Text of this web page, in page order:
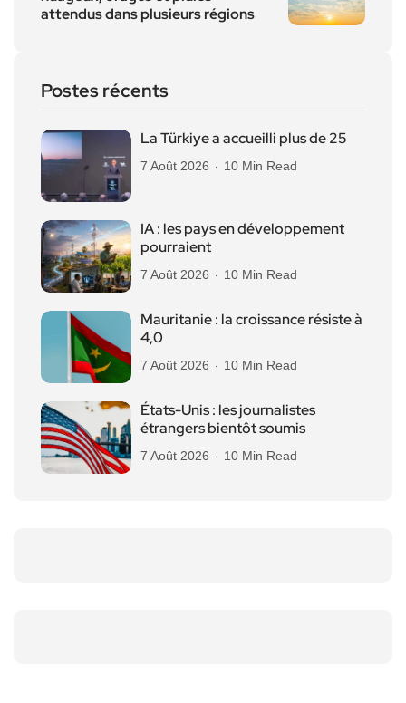
attendus dans plusieurs régions
Postes récents
La Türkiye a accueilli plus de 25
7 Août 2026 10 Min Read
IA : les pays en développement
pourraient
7 Août 2026 10 Min Read
Mauritanie : la croissance résiste à
4,0
7 Août 2026 10 Min Read
États-Unis : les journalistes
étrangers bientôt soumis
7 Août 2026 10 Min Read